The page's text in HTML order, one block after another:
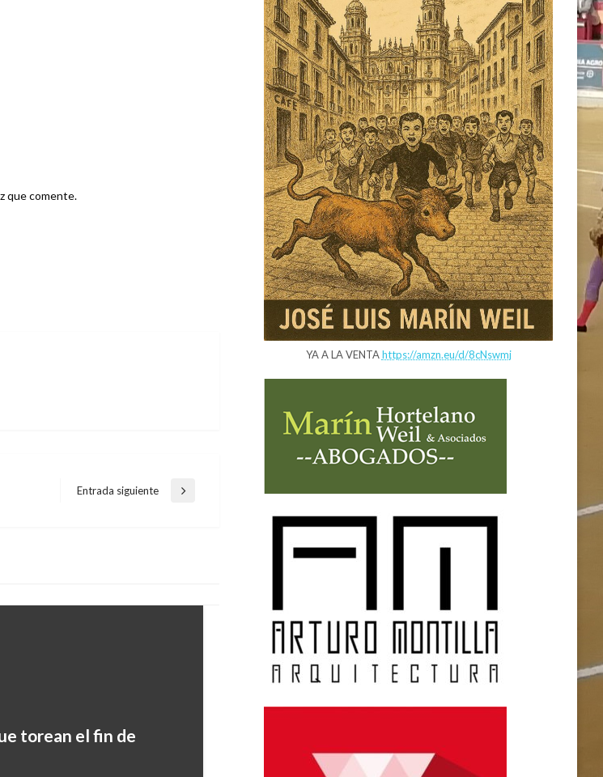
que comente.
Entrada
Entrada siguiente
torean el fin de
YA A LA VENTAhttps://amzn.eu/d/8cNswmj